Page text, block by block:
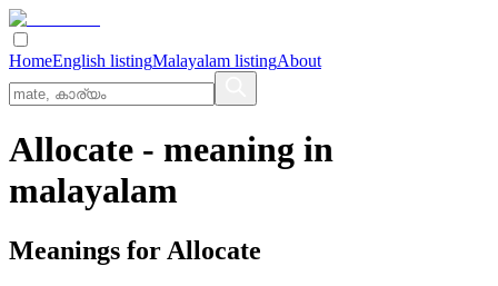
HomeEnglish listingMalayalam listingAbout
Allocate - meaning in
malayalam
Meanings for Allocate